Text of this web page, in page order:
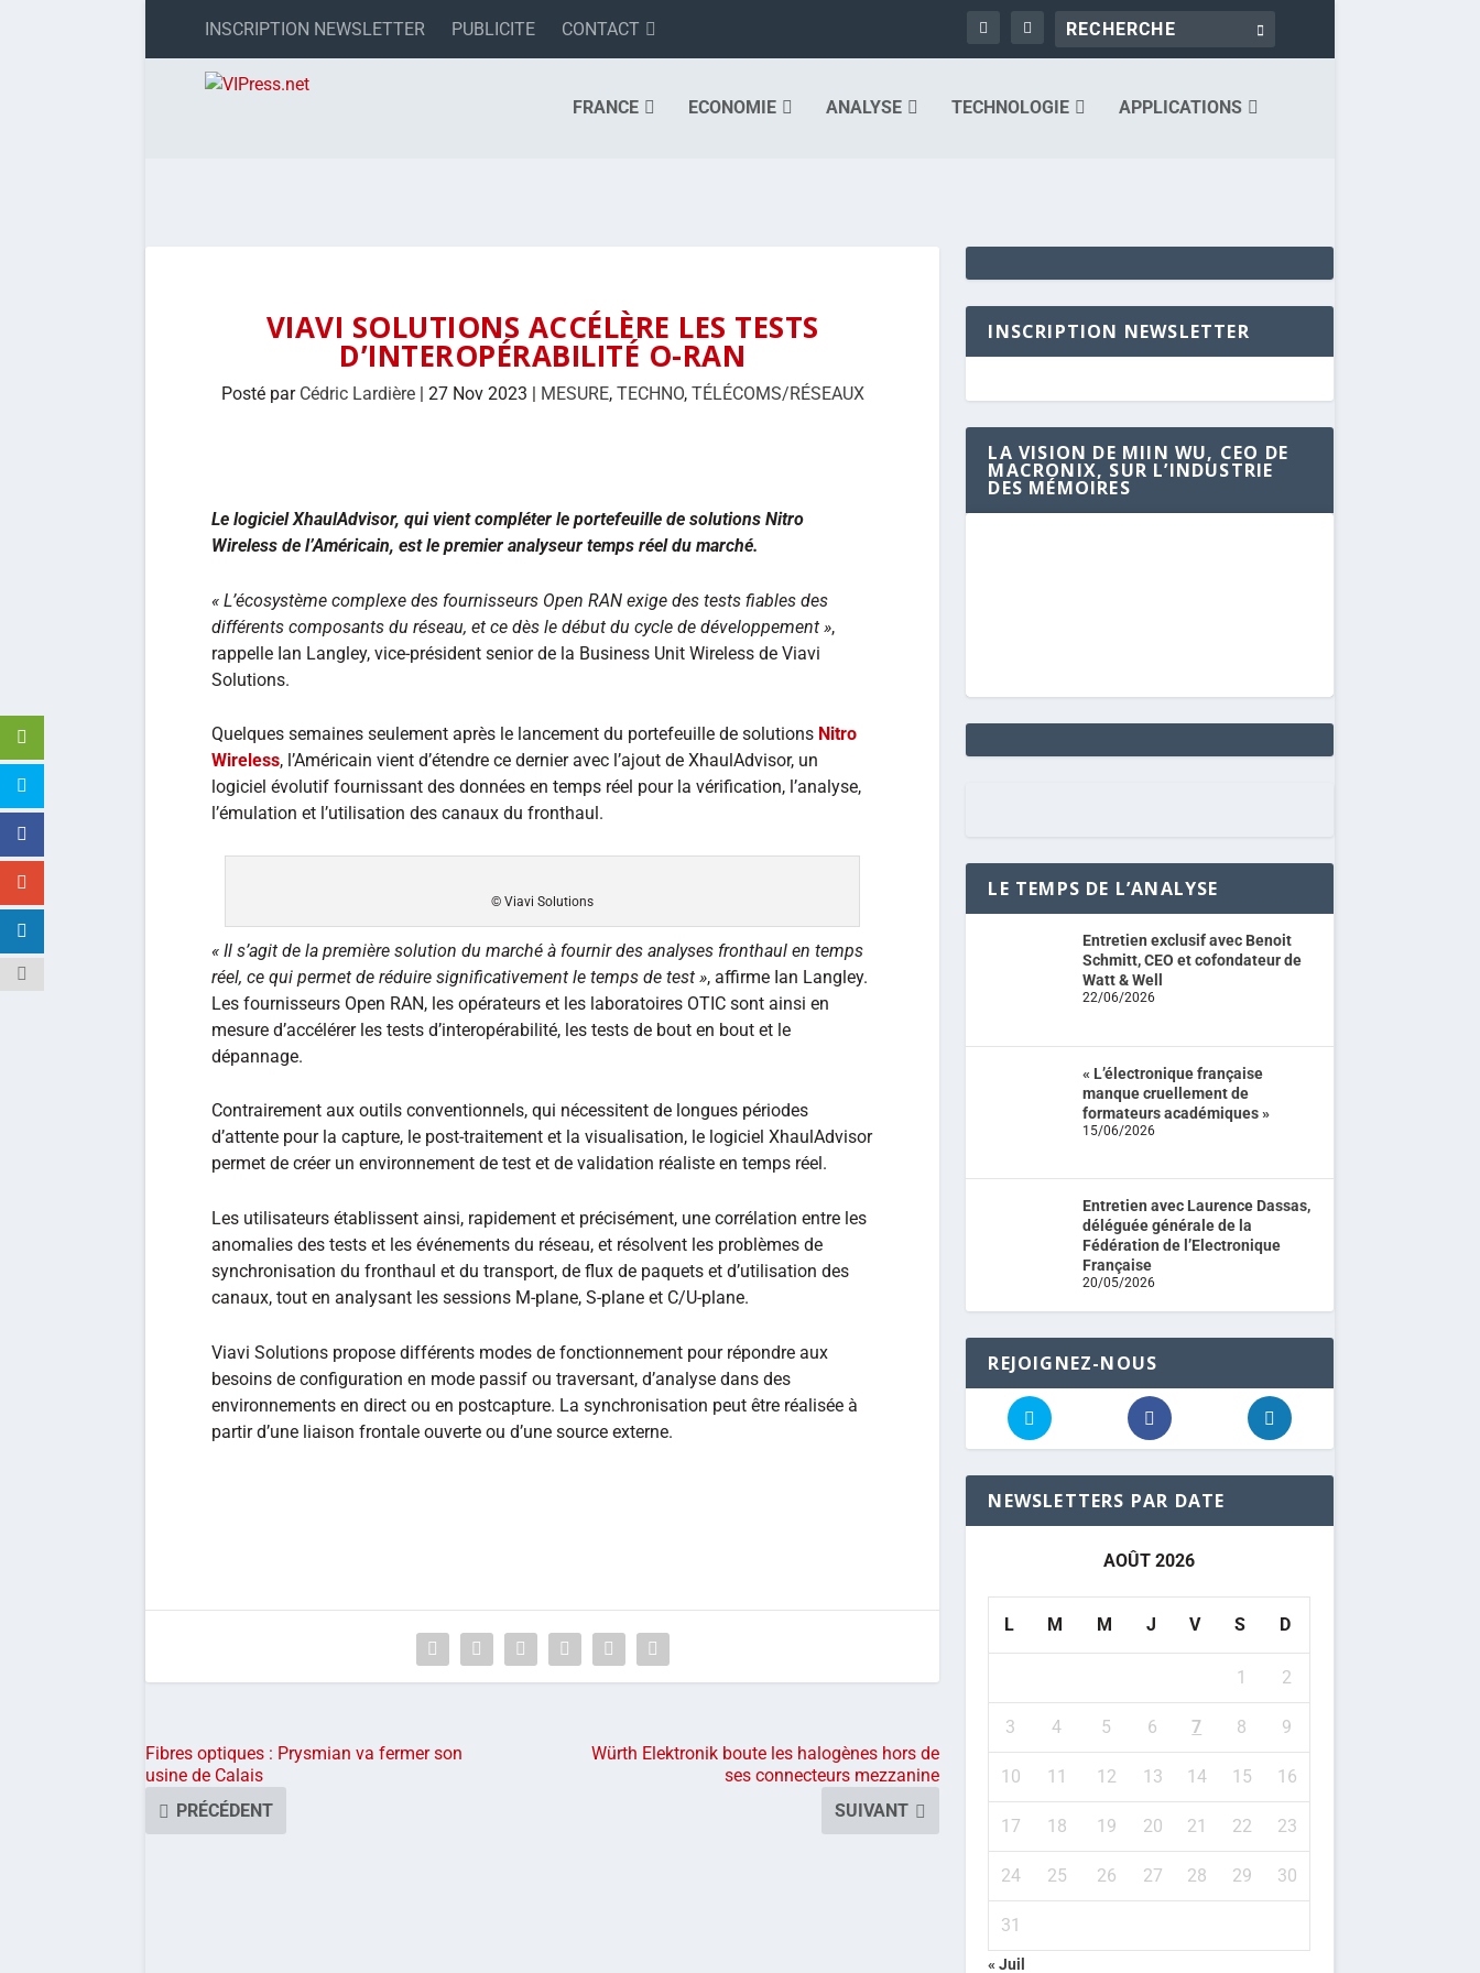
INSCRIPTION NEWSLETTER PUBLICITE CONTACT
FRANCE ECONOMIE ANALYSE TECHNOLOGIE APPLICATIONS
VIAVI SOLUTIONS ACCÉLÈRE LES TESTS
D’INTEROPÉRABILITÉ O-RAN
Posté par Cédric Lardière| 27 Nov 2023 | MESURE, TECHNO, TÉLÉCOMS/RÉSEAUX
Le logiciel XhaulAdvisor, qui vient compléter le portefeuille de solutions Nitro
Wireless de l’Américain, est le premier analyseur temps réel du marché.
« L’écosystème complexe des fournisseurs Open RAN exige des tests fiables des
différents composants du réseau, et ce dès le début du cycle de développement »,
rappelle Ian Langley, vice-président senior de la Business Unit Wireless de Viavi
Solutions.
Quelques semaines seulement après le lancement du portefeuille de solutions Nitro
Wireless, l’Américain vient d’étendre ce dernier avec l’ajout de XhaulAdvisor, un
logiciel évolutif fournissant des données en temps réel pour la vérification, l’analyse,
l’émulation et l’utilisation des canaux du fronthaul.
© Viavi Solutions
« Il s’agit de la première solution du marché à fournir des analyses fronthaul en temps
réel, ce qui permet de réduire significativement le temps de test », affirme Ian Langley.
Les fournisseurs Open RAN, les opérateurs et les laboratoires OTIC sont ainsi en
mesure d’accélérer les tests d’interopérabilité, les tests de bout en bout et le
dépannage.
Contrairement aux outils conventionnels, qui nécessitent de longues périodes
d’attente pour la capture, le post-traitement et la visualisation, le logiciel XhaulAdvisor
permet de créer un environnement de test et de validation réaliste en temps réel.
Les utilisateurs établissent ainsi, rapidement et précisément, une corrélation entre les
anomalies des tests et les événements du réseau, et résolvent les problèmes de
synchronisation du fronthaul et du transport, de flux de paquets et d’utilisation des
canaux, tout en analysant les sessions M-plane, S-plane et C/U-plane.
Viavi Solutions propose différents modes de fonctionnement pour répondre aux
besoins de configuration en mode passif ou traversant, d’analyse dans des
environnements en direct ou en postcapture. La synchronisation peut être réalisée à
partir d’une liaison frontale ouverte ou d’une source externe.
Fibres optiques : Prysmian va fermer son
usine de Calais
PRÉCÉDENT
Würth Elektronik boute les halogènes hors de
ses connecteurs mezzanine
SUIVANT
INSCRIPTION NEWSLETTER
LA VISION DE MIIN WU, CEO DE
MACRONIX, SUR L’INDUSTRIE
DES MÉMOIRES
LE TEMPS DE L’ANALYSE
Entretien exclusif avec Benoit
Schmitt, CEO et cofondateur de
Watt & Well
22/06/2026
« L’électronique française
manque cruellement de
formateurs académiques »
15/06/2026
Entretien avec Laurence Dassas,
déléguée générale de la
Fédération de l’Electronique
Française
20/05/2026
REJOIGNEZ-NOUS
NEWSLETTERS PAR DATE
AOÛT 2026
L M M J V S D
1 2
3 4 5 6 7 8 9
10 11 12 13 14 15 16
17 18 19 20 21 22 23
24 25 26 27 28 29 30
31
« Juil